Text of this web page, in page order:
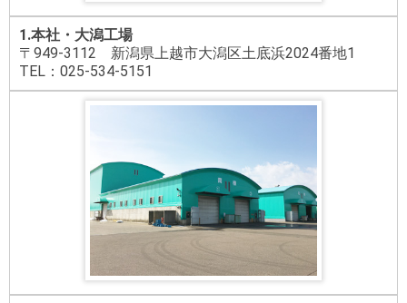
1.本社・大潟工場
〒949-3112 新潟県上越市大潟区土底浜2024番地1
TEL：025-534-5151